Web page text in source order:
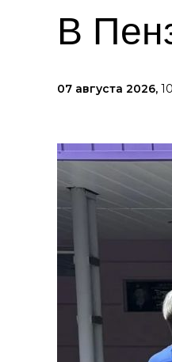
В
07 августа 2026,